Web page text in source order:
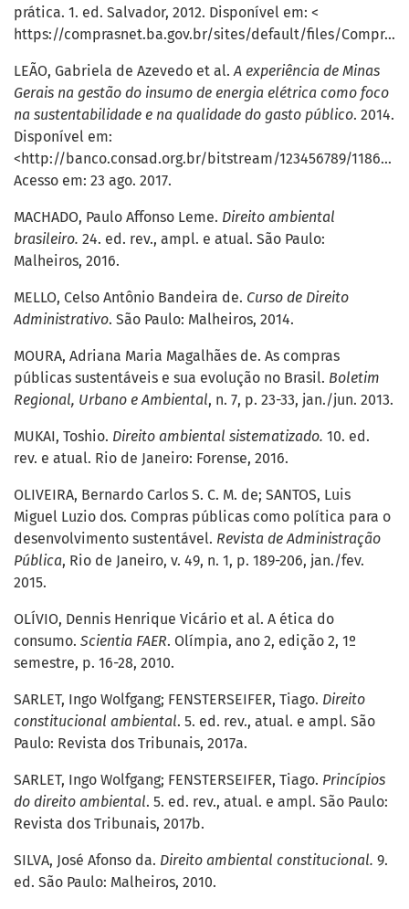
prática. 1. ed. Salvador, 2012. Disponível em: <
https://comprasnet.ba.gov.br/sites/default/files/Compras_P%C3%BAblicas_%20Sustent%C3%A1veis.PDF>.
LEÃO, Gabriela de Azevedo et al.A experiência de Minas
Gerais na gestão do insumo de energia elétrica como foco
na sustentabilidade e na qualidade do gasto público. 2014.
Disponível em:
<http://banco.consad.org.br/bitstream/123456789/1186/1/
Acesso em: 23 ago. 2017.
MACHADO, Paulo Affonso Leme. Direito ambiental
brasileiro. 24. ed. rev., ampl. e atual. São Paulo:
Malheiros, 2016.
MELLO, Celso Antônio Bandeira de. Curso de Direito
Administrativo. São Paulo: Malheiros, 2014.
MOURA, Adriana Maria Magalhães de. As compras
públicas sustentáveis e sua evolução no Brasil. Boletim
Regional, Urbano e Ambiental, n. 7, p. 23-33, jan./jun. 2013.
MUKAI, Toshio. Direito ambiental sistematizado. 10. ed.
rev. e atual. Rio de Janeiro: Forense, 2016.
OLIVEIRA, Bernardo Carlos S. C. M. de; SANTOS, Luis
Miguel Luzio dos. Compras públicas como política para o
desenvolvimento sustentável. Revista de Administração
Pública, Rio de Janeiro, v. 49, n. 1, p. 189-206, jan./fev.
2015.
OLÍVIO, Dennis Henrique Vicário et al. A ética do
consumo. Scientia FAER. Olímpia, ano 2, edição 2, 1º
semestre, p. 16-28, 2010.
SARLET, Ingo Wolfgang; FENSTERSEIFER, Tiago. Direito
constitucional ambiental. 5. ed. rev., atual. e ampl. São
Paulo: Revista dos Tribunais, 2017a.
SARLET, Ingo Wolfgang; FENSTERSEIFER, Tiago. Princípios
do direito ambiental. 5. ed. rev., atual. e ampl. São Paulo:
Revista dos Tribunais, 2017b.
SILVA, José Afonso da. Direito ambiental constitucional. 9.
ed. São Paulo: Malheiros, 2010.